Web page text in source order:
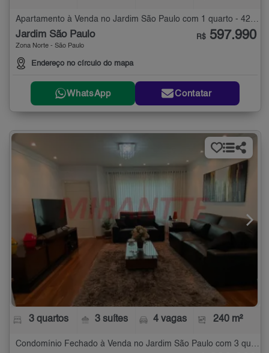
Apartamento à Venda no Jardim São Paulo com 1 quarto - 42 m²
Jardim São Paulo
Zona Norte - São Paulo
Endereço no círculo do mapa
R$ 597.990
WhatsApp Contatar
3 quartos 3 suítes 4 vagas 240 m²
Condomínio Fechado à Venda no Jardim São Paulo com 3 quartos - 240 m²